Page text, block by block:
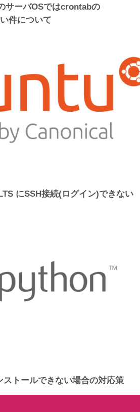
サーバOSではcrontabの
件について
にSSH接続(ログイン)できない
トールできない場合の対応策